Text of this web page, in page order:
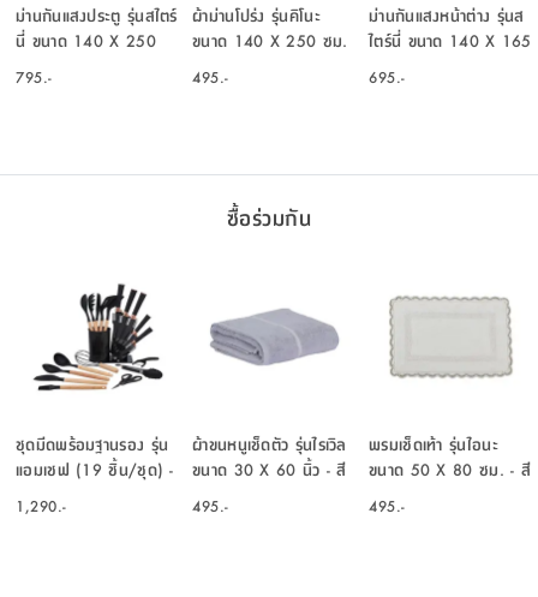
ม่านกันแสงประตู รุ่นสไตร์
นี่ ขนาด 140 X 250
ซม. - สีชมพู
795.-
ผ้าม่านโปร่ง รุ่นคิโนะ
ขนาด 140 X 250 ซม.
- สีขาว
495.-
ม่านกันแสงหน้าต่าง รุ่นส
ไตร์นี่ ขนาด 140 X 165
ซม. - สีชมพู
695.-
ซื้อร่วมกัน
ชุดมีดพร้อมฐานรอง รุ่น
แอมเชฟ (19 ชิ้น/ชุด) -
สีดำ/ธรรมชาติ
1,290.-
ผ้าขนหนูเช็ดตัว รุ่นไรเวิล
ขนาด 30 X 60 นิ้ว - สี
ฟ้าอ่อน
495.-
พรมเช็ดเท้า รุ่นไอนะ
ขนาด 50 X 80 ซม. - สี
ขาวงาช้าง/เบจ
495.-